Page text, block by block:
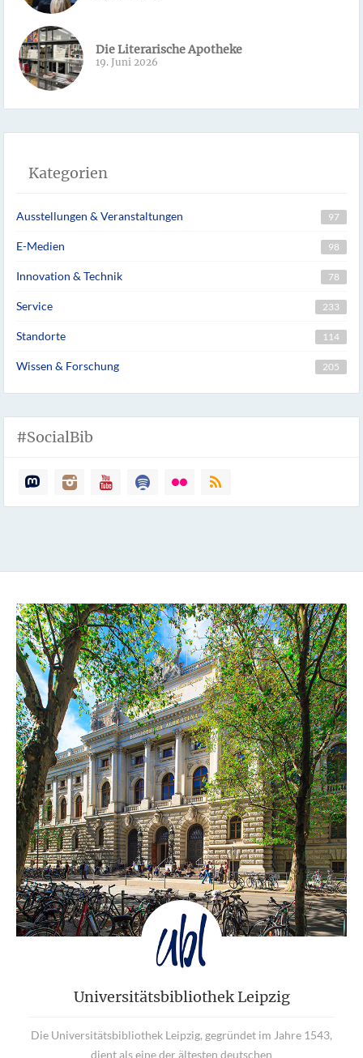
Die Literarische Apotheke
19. Juni 2026
Kategorien
Ausstellungen & Veranstaltungen 97
E-Medien 98
Innovation & Technik 78
Service 233
Standorte 114
Wissen & Forschung 205
#SocialBib
Universitätsbibliothek Leipzig
Die Universitätsbibliothek Leipzig, gegründet im Jahre 1543,
dient als eine der ältesten deutschen